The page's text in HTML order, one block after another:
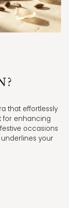
that effortlessly
for enhancing
occasions
your